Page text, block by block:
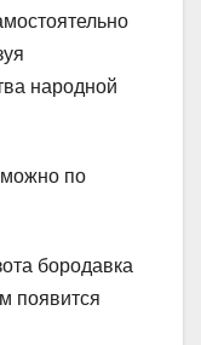
народной
можно по
бородавка
появится